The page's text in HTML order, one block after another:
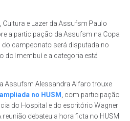
e Lazer da Assufsm Paulo
a participação da Assufsm na Copa
do campeonato será disputada no
do Imembuí e a categoria está
Assufsm Alessandra Alfaro trouxe
no HUSM , com participação
do Hospital e do escritório Wagner
debateu a hora ficta no HUSM